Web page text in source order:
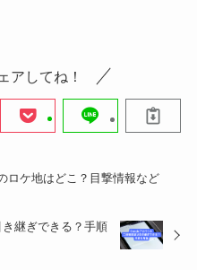
アしてね！
ロケ地はどこ？目撃情報など
継ぎできる？手順